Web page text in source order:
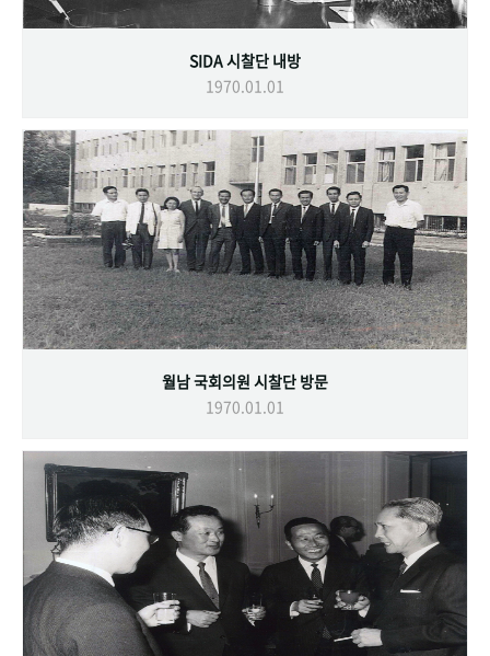
SIDA 시찰단 내방
1970.01.01
월남 국회의원 시찰단 방문
1970.01.01